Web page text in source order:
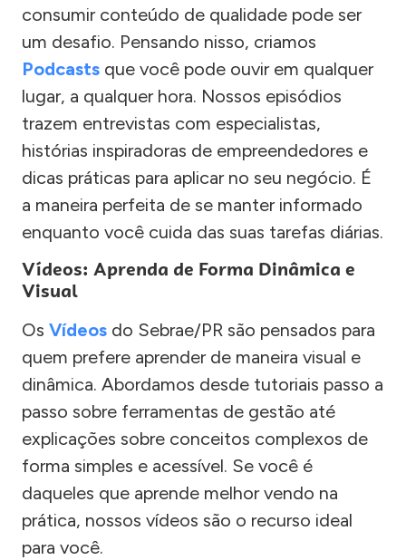
consumir conteúdo de qualidade pode ser
um desafio. Pensando nisso, criamos
Podcasts que você pode ouvir em qualquer
lugar, a qualquer hora. Nossos episódios
trazem entrevistas com especialistas,
histórias inspiradoras de empreendedores e
dicas práticas para aplicar no seu negócio. É
a maneira perfeita de se manter informado
enquanto você cuida das suas tarefas diárias.
Vídeos: Aprenda de Forma Dinâmica e
Visual
Os Vídeos do Sebrae/PR são pensados para
quem prefere aprender de maneira visual e
dinâmica. Abordamos desde tutoriais passo a
passo sobre ferramentas de gestão até
explicações sobre conceitos complexos de
forma simples e acessível. Se você é
daqueles que aprende melhor vendo na
prática, nossos vídeos são o recurso ideal
para você.